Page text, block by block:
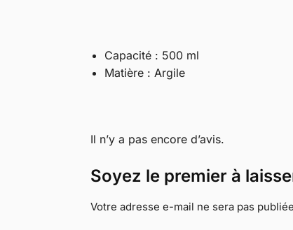
Capacité : 500 ml
Matière : Argile
Il n’y a pas encore d’avis.
Soyez le premier à
Votre adresse e-mail ne sera pas